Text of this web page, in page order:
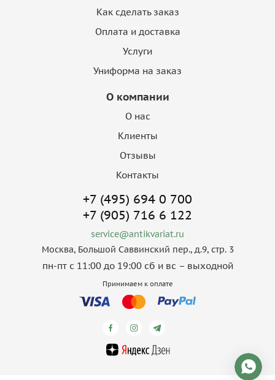
Как сделать заказ
Оплата и доставка
Услуги
Униформа на заказ
О компании
О нас
Клиенты
Отзывы
Контакты
+7 (495) 694 0 700
+7 (905) 716 6 122
service@antikvariat.ru
Москва, Большой Саввинский пер., д.9, стр. 3
пн-пт с 11:00 до 19:00 сб и вс – выходной
Принимаем к оплате